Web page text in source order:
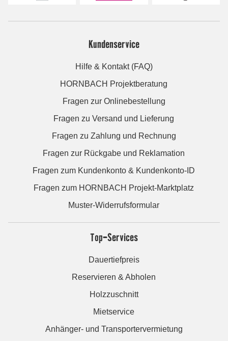
Kundenservice
Hilfe & Kontakt (FAQ)
HORNBACH Projektberatung
Fragen zur Onlinebestellung
Fragen zu Versand und Lieferung
Fragen zu Zahlung und Rechnung
Fragen zur Rückgabe und Reklamation
Fragen zum Kundenkonto & Kundenkonto-ID
Fragen zum HORNBACH Projekt-Marktplatz
Muster-Widerrufsformular
Top-Services
Dauertiefpreis
Reservieren & Abholen
Holzzuschnitt
Mietservice
Anhänger- und Transportervermietung